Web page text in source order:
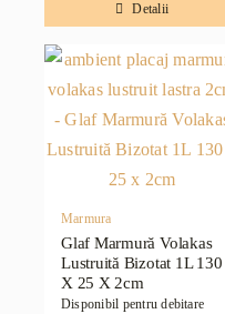
Detalii
Marmura
Glaf Marmură Volakas
Lustruită Bizotat 1L 130
X 25 X 2cm
Disponibil pentru debitare